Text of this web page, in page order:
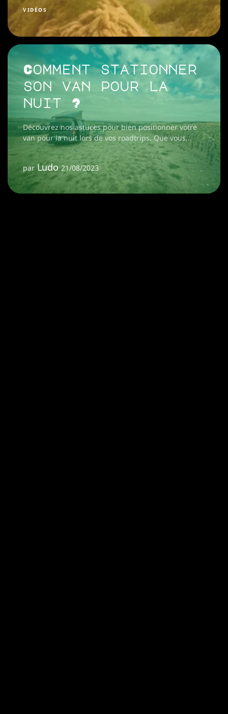
VIDÉOS
Comment stationner
son van pour la
nuit ?
Découvrez nos astuces pour bien positionner votre
van pour la nuit lors de vos roadtrips. Que vous
soyez débutant ou expérimenté, partagez et profitez
de nos conseils pratiques !
parLudo21/08/2023